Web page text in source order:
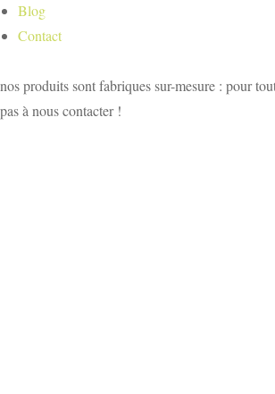
Blog
Contact
nos produits sont fabriques sur-mesure : pour
pas à nous contacter !